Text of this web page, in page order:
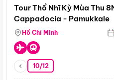
Tour Thổ Nhĩ Kỳ Mùa Thu
Cappadocia - Pamukkale
Hồ Chí Minh
10/12